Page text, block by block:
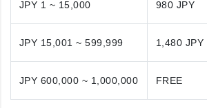
JPY 1 ~ 15,000
980 JPY
JPY 15,001 ~ 599,999
1,480 JPY
JPY 600,000 ~ 1,000,000 FREE